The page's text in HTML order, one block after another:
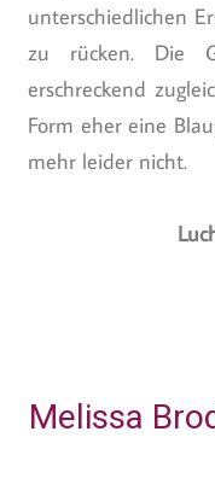
unterschiedlichen
zu rücken. Die
erschreckend
Form eher eine
mehr leider nicht.
Melissa